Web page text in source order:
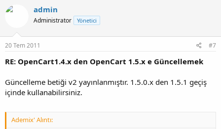
admin
Administrator Yönetici
20 Tem 2011 #7
RE: OpenCart1.4.x den OpenCart 1.5.x e Güncellemek
Güncelleme betiği v2 yayınlanmıştır. 1.5.0.x den 1.5.1 geçiş
içinde kullanabilirsiniz.
Ademix' Alıntı: